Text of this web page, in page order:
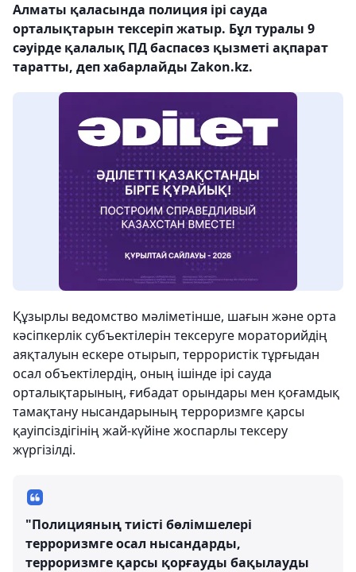
Алматы қаласында полиция ірі сауда
орталықтарын тексеріп жатыр. Бұл туралы 9
сәуірде қалалық ПД баспасөз қызметі ақпарат
таратты, деп хабарлайды Zakon.kz.
Құзырлы ведомство мәліметінше, шағын және орта
кәсіпкерлік субъектілерін тексеруге мораторийдің
аяқталуын ескере отырып, террористік тұрғыдан
осал объектілердің, оның ішінде ірі сауда
орталықтарының, ғибадат орындары мен қоғамдық
тамақтану нысандарының терроризмге қарсы
қауіпсіздігінің жай-күйіне жоспарлы тексеру
жүргізілді.
"Полицияның тиісті бөлімшелері
терроризмге осал нысандарды,
терроризмге қарсы қорғауды бақылауды